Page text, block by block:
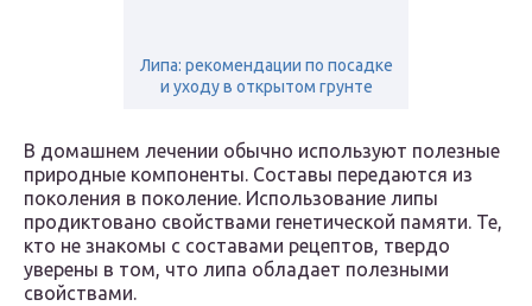
Липа: рекомендации по посадке
и уходу в открытом грунте
В домашнем лечении обычно используют полезные
природные компоненты. Составы передаются из
поколения в поколение. Использование липы
продиктовано свойствами генетической памяти. Те,
кто не знакомы с составами рецептов, твердо
уверены в том, что липа обладает полезными
свойствами.